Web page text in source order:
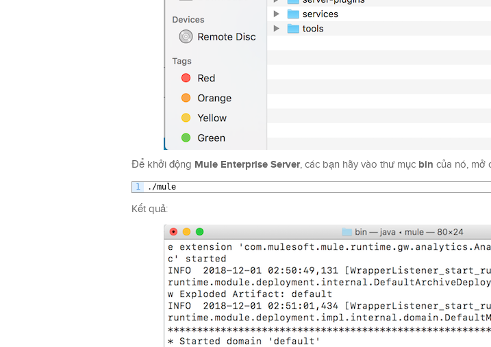
Để khởi động Mule Enterprise Server, các bạn hãy vào thư mục bin của nó, mở
1 . /mule
Kết quả: